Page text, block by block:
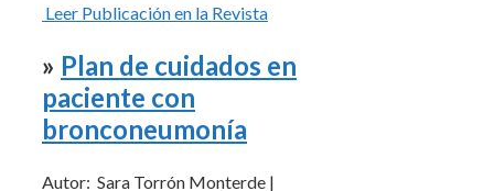
Leer Publicación en la Revista
» Plan de cuidados en
paciente con
bronconeumonía
Autor: Sara Torrón Monterde |